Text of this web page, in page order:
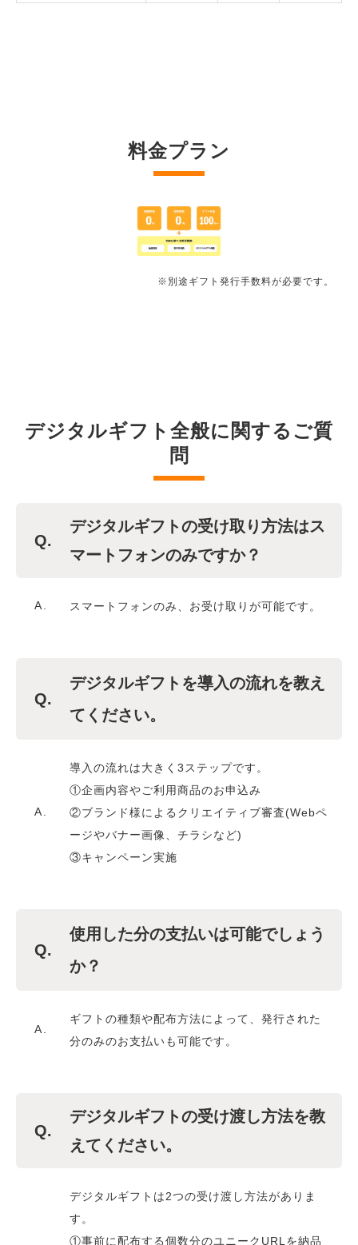
料金プラン
※別途ギフト発行手数料が必要です。
デジタルギフト全般に関するご質
問
Q.
デジタルギフトの受け取り方法はス
マートフォンのみですか？
A. スマートフォンのみ、お受け取りが可能です。
Q.
デジタルギフトを導入の流れを教え
てください。
A.
導入の流れは大きく3ステップです。
①企画内容やご利用商品のお申込み
②ブランド様によるクリエイティブ審査(Webペ
ージやバナー画像、チラシなど)
③キャンペーン実施
Q.
使用した分の支払いは可能でしょう
か？
A.
ギフトの種類や配布方法によって、発行された
分のみのお支払いも可能です。
Q.
デジタルギフトの受け渡し方法を教
えてください。
デジタルギフトは2つの受け渡し方法がありま
す。
①事前に配布する個数分のユニークURLを納品